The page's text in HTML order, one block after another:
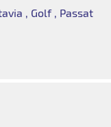
, Golf , Passat